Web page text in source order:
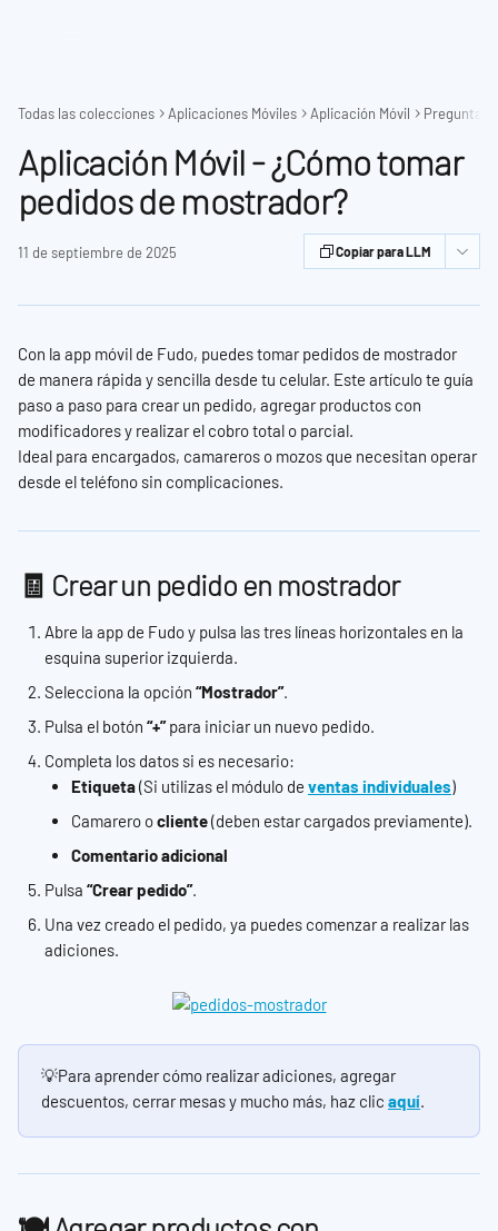
Todas las colecciones Aplicaciones Móviles Aplicación Móvil Preguntas
Aplicación Móvil - ¿Cómo tomar
pedidos de mostrador?
11 de septiembre de 2025 Copiar para LLM
Con la app móvil de Fudo, puedes tomar pedidos de mostrador
de manera rápida y sencilla desde tu celular. Este artículo te guía
paso a paso para crear un pedido, agregar productos con
modificadores y realizar el cobro total o parcial.
Ideal para encargados, camareros o mozos que necesitan operar
desde el teléfono sin complicaciones.
🧾 Crear un pedido en mostrador
Abre la app de Fudo y pulsa las tres líneas horizontales en la
esquina superior izquierda.
Selecciona la opción “Mostrador”.
Pulsa el botón “+” para iniciar un nuevo pedido.
Completa los datos si es necesario:
Etiqueta (Si utilizas el módulo de ventas individuales)
Camarero o cliente (deben estar cargados previamente).
Comentario adicional
Pulsa “Crear pedido”.
Una vez creado el pedido, ya puedes comenzar a realizar las
adiciones.
💡Para aprender cómo realizar adiciones, agregar
descuentos, cerrar mesas y mucho más, haz clic aquí.